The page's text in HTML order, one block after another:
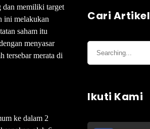
dan memiliki target
ini melakukan
saham itu
menyasar
tersebar merata di
ke dalam 2
Cari Artikel
Ikuti Kami